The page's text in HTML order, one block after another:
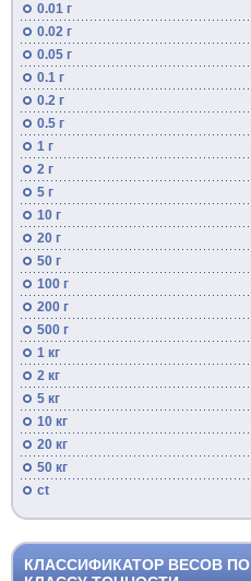
0.01 г
0.02 г
0.05 г
0.1 г
0.2 г
0.5 г
1 г
2 г
5 г
10 г
20 г
50 г
100 г
200 г
500 г
1 кг
2 кг
5 кг
10 кг
20 кг
50 кг
ct
КЛАССИФИКАТОР ВЕСОВ ПО